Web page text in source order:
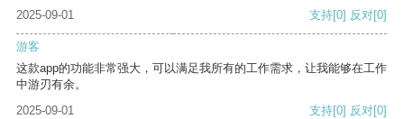
2025-09-01 支持[0] 反对[0]
游客
这款app的功能非常强大，可以满足我所有的工作需求，让我能够在工作
中游刃有余。
2025-09-01
支持[0] 反对[0]